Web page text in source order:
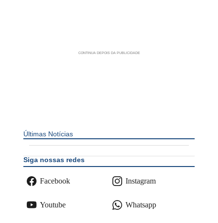
Últimas Notícias
Siga nossas redes
Facebook Instagram
Youtube Whatsapp